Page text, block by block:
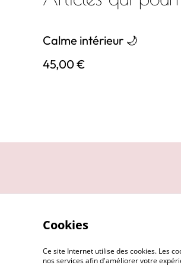
Calme intérieur 🌙
45,00 €
Cookies
Ce site Internet utilise des cookies. Les
nos services afin d'améliorer votre